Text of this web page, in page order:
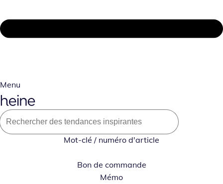
Menu
Mot-clé / numéro d'article
Bon de commande
Mémo